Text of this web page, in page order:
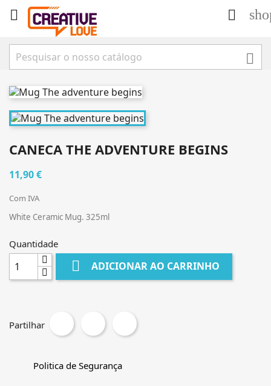
 

CANECA THE ADVENTURE BEGINS
11,90 €
Com IVA
White Ceramic Mug. 325ml
Quantidade
 ADICIONAR AO CARRINHO
Partilhar
Politica de Segurança